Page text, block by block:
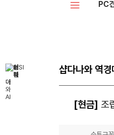
PC
샵다나와 역경
[현금] 조